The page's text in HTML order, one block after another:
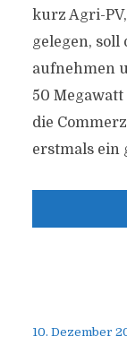
kurz Agri-
gelegen, soll
aufnehmen
50
die
erstmals ein
10. Dezember